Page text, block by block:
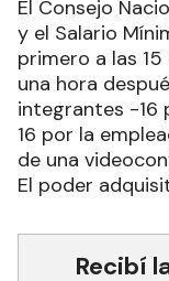
El Consejo
y el Salario
primero a las
una hora
integrantes -16
16 por la
de una
El poder
Recibí